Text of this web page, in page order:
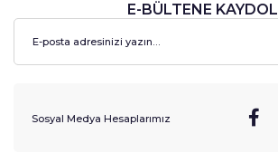
E-BÜLTENE KAYDOL
Sosyal Medya Hesaplarımız